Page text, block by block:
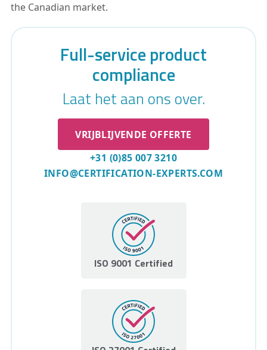
the Canadian market.
Full-service product
compliance
Laat het aan ons over.
VRIJBLIJVENDE OFFERTE
+31 (0)85 007 3210
INFO@CERTIFICATION-EXPERTS.COM
ISO 9001 Certified